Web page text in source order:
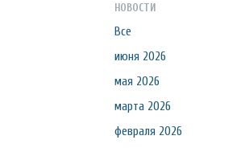
НОВОСТИ
Все
июня 2026
мая 2026
марта 2026
февраля 2026